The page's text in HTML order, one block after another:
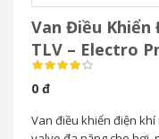
Van Điều Khiển
TLV – Electro
Cho Hơi Nước
0 đ
Van điều khiển điện khí